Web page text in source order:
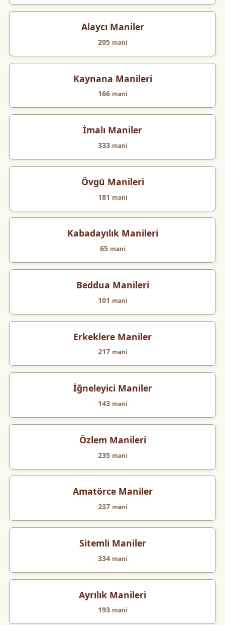
Alaycı Maniler
205 mani
Kaynana Manileri
166 mani
İmalı Maniler
333 mani
Övgü Manileri
181 mani
Kabadayılık Manileri
65 mani
Beddua Manileri
101 mani
Erkeklere Maniler
217 mani
İğneleyici Maniler
143 mani
Özlem Manileri
235 mani
Amatörce Maniler
237 mani
Sitemli Maniler
334 mani
Ayrılık Manileri
193 mani